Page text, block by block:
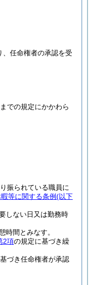
、任命権者の承認を受
までの規定にかかわら
振られている職員に
等に関する条例(以下
しない日又は勤務時
時間とみなす。
2項の規定に基づき繰
づき任命権者が承認